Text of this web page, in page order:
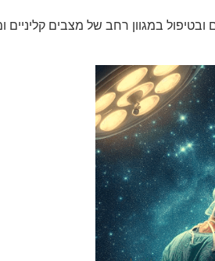
במגוון רחב של מצבים קליניים